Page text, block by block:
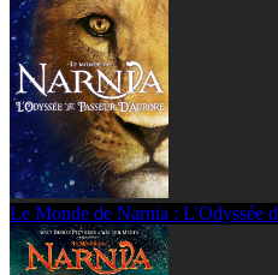
Le Monde de Narnia : L'Odyssée